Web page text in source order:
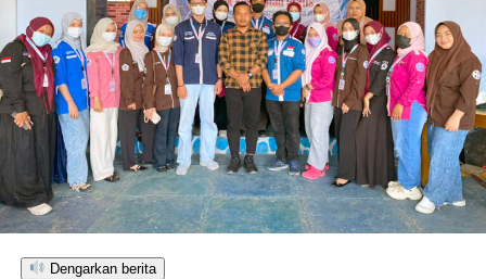
Dengarkan berita